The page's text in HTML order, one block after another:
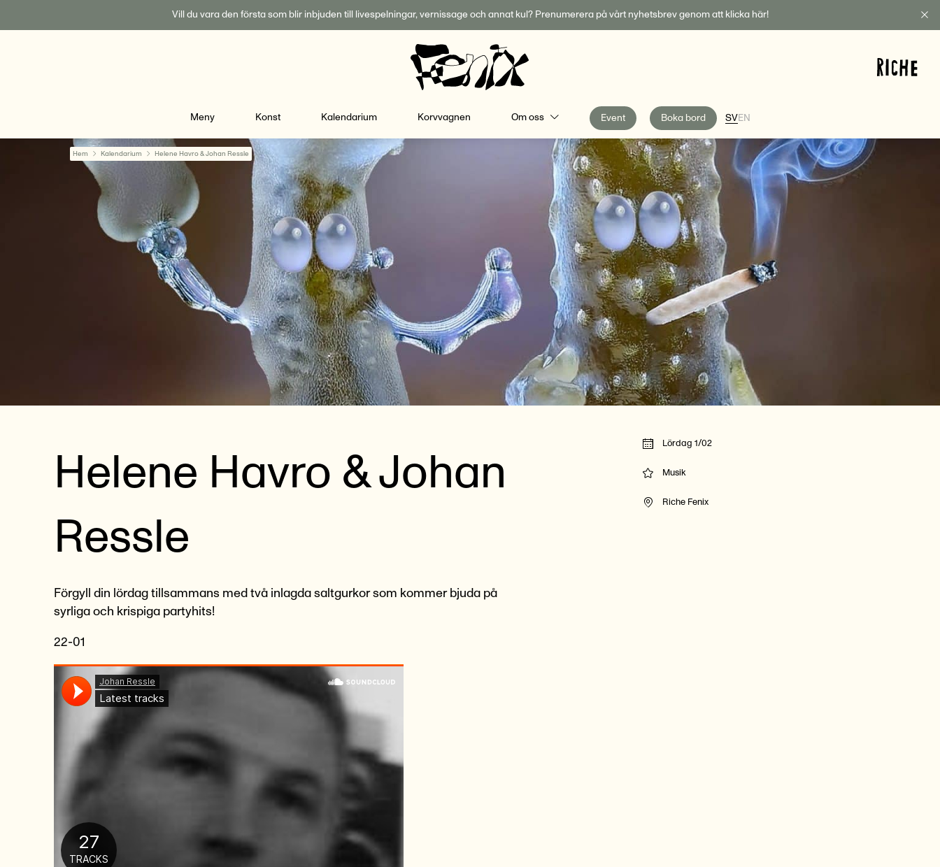
Vill du vara den första som blir inbjuden till livespelningar, vernissage och annat kul? Prenumerera på vårt nyhetsbrev genom att klicka här!
Meny Konst Kalendarium Korvvagnen Om oss Event Boka bord SVEN
Hem Kalendarium Helene Havro & Johan Ressle
Helene Havro & Johan
Ressle
Förgyll din lördag tillsammans med två inlagda saltgurkor som kommer bjuda på
syrliga och krispiga partyhits!
22-01
Lördag 1/02
Musik
Riche Fenix